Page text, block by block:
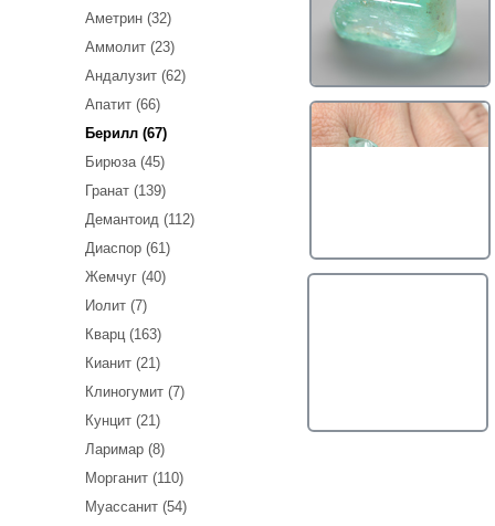
Аметрин (32)
Аммолит (23)
Андалузит (62)
Апатит (66)
Берилл (67)
Бирюза (45)
Гранат (139)
Демантоид (112)
Диаспор (61)
Жемчуг (40)
Иолит (7)
Кварц (163)
Кианит (21)
Клиногумит (7)
Кунцит (21)
Ларимар (8)
Морганит (110)
Муассанит (54)